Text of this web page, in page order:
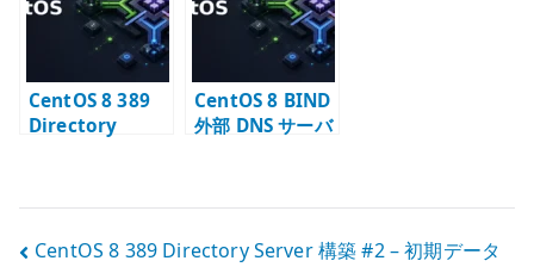
CentOS 8 389
Directory
CentOS 8 BIND
外部 DNS サーバ
投
CentOS 8 389 Directory Server 構築 #2 – 初期データ